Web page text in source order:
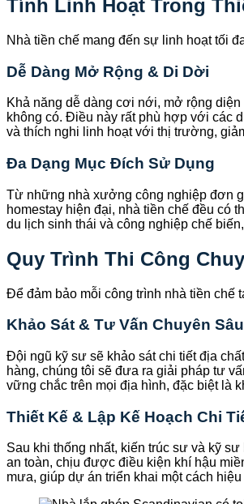
Tính Linh Hoạt Trong
Nhà tiền chế mang đến sự linh hoạt tối
Dễ Dàng Mở Rộng & Di Dời
Khả năng dễ dàng cơi nới, mở rộng
không có. Điều này rất phù hợp với các
và thích nghi linh hoạt với thị trường,
Đa Dạng Mục Đích Sử Dụng
Từ những nhà xưởng công nghiệp đơn
homestay hiện đại, nhà tiền chế đều có
du lịch sinh thái và công nghiệp chế
Quy Trình Thi Công
Để đảm bảo mỗi công trình nhà tiền chế
Khảo Sát & Tư Vấn Chuyên Sâu
Đội ngũ kỹ sư sẽ khảo sát chi tiết địa
hàng, chúng tôi sẽ đưa ra giải pháp tư
vững chắc trên mọi địa hình, đặc biệt là
Thiết Kế & Lập Kế Hoạch Chi
Sau khi thống nhất, kiến trúc sư và kỹ
an toàn, chịu được điều kiện khí hậu
mưa, giúp dự án triển khai một cách